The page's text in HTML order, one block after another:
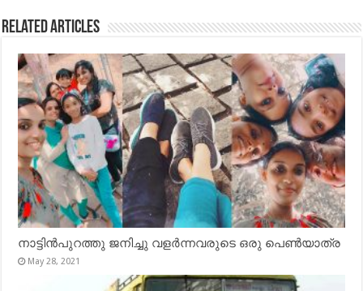
Related Articles
നാട്ടിൻപുറത്തു ജനിച്ചു വളർന്നവരുടെ ഒരു പെൺയാത്ര
May 28, 2021